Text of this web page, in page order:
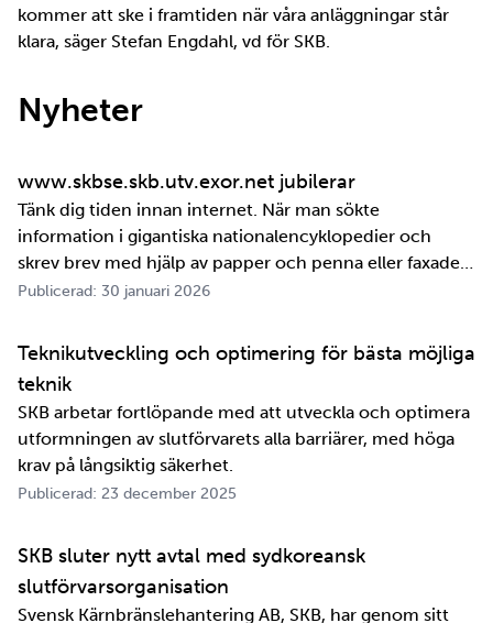
kommer att ske i framtiden när våra anläggningar står
klara, säger Stefan Engdahl, vd för SKB.
Nyheter
www.skbse.skb.utv.exor.net jubilerar
Tänk dig tiden innan internet. När man sökte
information i gigantiska nationalencyklopedier och
skrev brev med hjälp av papper och penna eller faxade
om ett meddelande skulle fram snabbt. Det är inte
perspektiv i alla fall. För oss på SKB är det …
Publicerad: 30 januari 2026
Teknikutveckling och optimering för bästa möjliga
teknik
SKB arbetar fortlöpande med att utveckla och optimera
utformningen av slutförvarets alla barriärer, med höga
krav på långsiktig säkerhet.
Publicerad: 23 december 2025
SKB sluter nytt avtal med sydkoreansk
slutförvarsorganisation
Svensk Kärnbränslehantering AB, SKB, har genom sitt